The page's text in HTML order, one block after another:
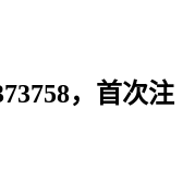
，首次注